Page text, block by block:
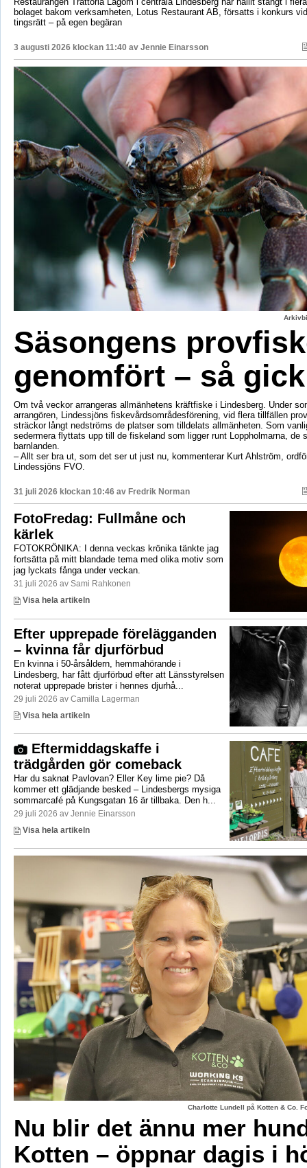
bolaget bakom verksamheten, Lotus Restaurant AB, försatts i konkurs
tingsrätt – på egen begäran
3 augusti 2026 klockan 11:40 av Jennie Einarsson
Säsongens
genomfört – så
Om två veckor arrangeras allmänhetens kräftfiske i Lindesberg. Under
arrangören, Lindessjöns fiskevårdsområdesförening, vid flera tillfällen
sträckor långt nedströms de platser som tilldelats allmänheten. Som
sedermera flyttats upp till de fiskeland som ligger runt Loppholmarna, de
barnlanden.
– Allt ser bra ut, som det ser ut just nu, kommenterar Kurt Ahlström,
Lindessjöns FVO.
31 juli 2026 klockan 10:46 av Fredrik Norman
FotoFredag: Fullmåne och
kärlek
FOTOKRÖNIKA: I denna veckas krönika tänkte jag
fortsätta på mitt blandade tema med olika motiv som
jag lyckats fånga under veckan.
31 juli 2026 av Sami Rahkonen
Visa hela artikeln
Efter upprepade förelägganden
– kvinna får djurförbud
En kvinna i 50-årsåldern, hemmahörande i
Lindesberg, har fått djurförbud efter att Länsstyrelsen
noterat upprepade brister i hennes djurhå...
29 juli 2026 av Camilla Lagerman
Visa hela artikeln
Eftermiddagskaffe i
trädgården gör comeback
Har du saknat Pavlovan? Eller Key lime pie? Då
kommer ett glädjande besked – Lindesbergs mysiga
sommarcafé på Kungsgatan 16 är tillbaka. Den h...
29 juli 2026 av Jennie Einarsson
Visa hela artikeln
Charlotte Lundell på Kotten & Co.
Nu blir det ännu mer
Kotten – öppnar dagis i